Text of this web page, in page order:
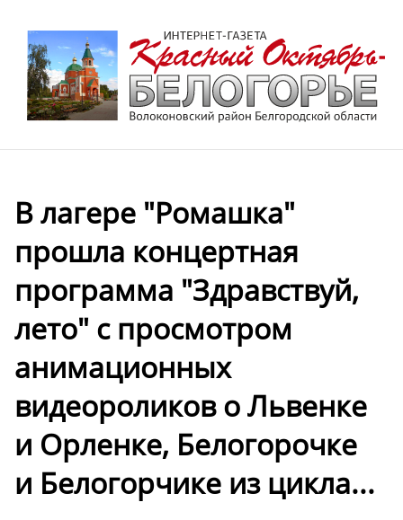
В лагере "Ромашка"
прошла концертная
программа "Здравствуй,
лето" с просмотром
анимационных
видеороликов о Львенке
и Орленке, Белогорочке
и Белогорчике из цикла...